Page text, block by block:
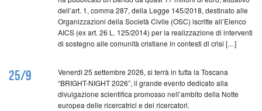
dell’art. 1, comma 287, della Legge 145/2018, destinato alle
Organizzazioni della Società Civile (OSC) iscritte all’Elenco
AICS (ex art. 26 L. 125/2014) per la realizzazione di interventi
di sostegno alle comunità cristiane in contesti di crisi […]
25/9
Venerdì 25 settembre 2026, si terrà in tutta la Toscana
“BRIGHT-NIGHT 2026”, il grande evento dedicato alla
divulgazione scientifica promosso nell’ambito della Notte
europea delle ricercatrici e dei ricercatori.